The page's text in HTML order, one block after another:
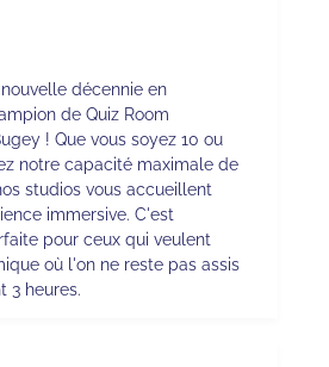
décennie en
de Quiz Room
! Que vous soyez 10 ou
notre capacité maximale de
studios vous accueillent
immersive. C'est
pour ceux qui veulent
où l'on ne reste pas assis
3 heures.